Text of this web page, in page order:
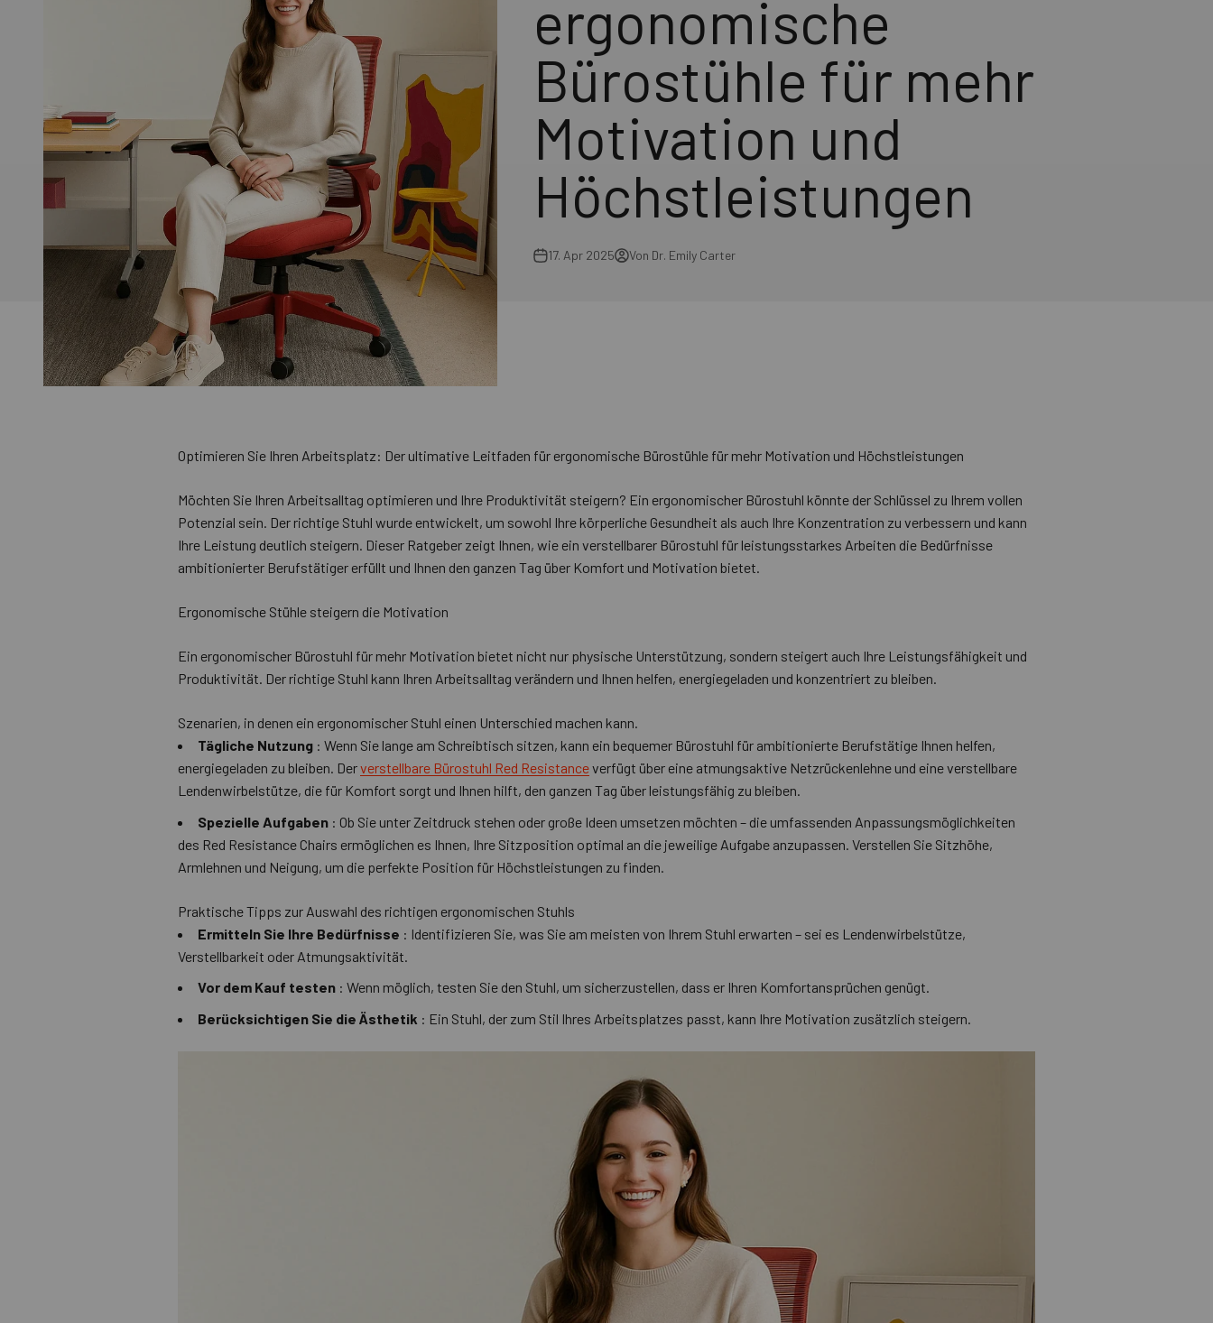
ergonomische
Bürostühle für mehr
Motivation und
Höchstleistungen
17. Apr 2025 Von Dr. Emily Carter
Optimieren Sie Ihren Arbeitsplatz: Der ultimative Leitfaden für ergonomische Bürostühle für mehr Motivation und Höchstleistungen
Möchten Sie Ihren Arbeitsalltag optimieren und Ihre Produktivität steigern? Ein ergonomischer Bürostuhl könnte der Schlüssel zu Ihrem vollen
Potenzial sein. Der richtige Stuhl wurde entwickelt, um sowohl Ihre körperliche Gesundheit als auch Ihre Konzentration zu verbessern und kann
Ihre Leistung deutlich steigern. Dieser Ratgeber zeigt Ihnen, wie ein verstellbarer Bürostuhl für leistungsstarkes Arbeiten die Bedürfnisse
ambitionierter Berufstätiger erfüllt und Ihnen den ganzen Tag über Komfort und Motivation bietet.
Ergonomische Stühle steigern die Motivation
Ein ergonomischer Bürostuhl für mehr Motivation bietet nicht nur physische Unterstützung, sondern steigert auch Ihre Leistungsfähigkeit und
Produktivität. Der richtige Stuhl kann Ihren Arbeitsalltag verändern und Ihnen helfen, energiegeladen und konzentriert zu bleiben.
Szenarien, in denen ein ergonomischer Stuhl einen Unterschied machen kann.
Tägliche Nutzung : Wenn Sie lange am Schreibtisch sitzen, kann ein bequemer Bürostuhl für ambitionierte Berufstätige Ihnen helfen,
energiegeladen zu bleiben. Derverstellbare Bürostuhl Red Resistanceverfügt über eine atmungsaktive Netzrückenlehne und eine verstellbare
Lendenwirbelstütze, die für Komfort sorgt und Ihnen hilft, den ganzen Tag über leistungsfähig zu bleiben.
Spezielle Aufgaben : Ob Sie unter Zeitdruck stehen oder große Ideen umsetzen möchten – die umfassenden Anpassungsmöglichkeiten
des Red Resistance Chairs ermöglichen es Ihnen, Ihre Sitzposition optimal an die jeweilige Aufgabe anzupassen. Verstellen Sie Sitzhöhe,
Armlehnen und Neigung, um die perfekte Position für Höchstleistungen zu finden.
Praktische Tipps zur Auswahl des richtigen ergonomischen Stuhls
Ermitteln Sie Ihre Bedürfnisse : Identifizieren Sie, was Sie am meisten von Ihrem Stuhl erwarten – sei es Lendenwirbelstütze,
Verstellbarkeit oder Atmungsaktivität.
Vor dem Kauf testen : Wenn möglich, testen Sie den Stuhl, um sicherzustellen, dass er Ihren Komfortansprüchen genügt.
Berücksichtigen Sie die Ästhetik : Ein Stuhl, der zum Stil Ihres Arbeitsplatzes passt, kann Ihre Motivation zusätzlich steigern.